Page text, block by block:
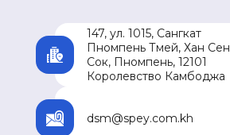
147, ул. 1015, Сангкат
Пномпень Тмей, Хан Сен
Сок, Пномпень, 12101
Королевство Камбоджа
dsm@spey.com.kh